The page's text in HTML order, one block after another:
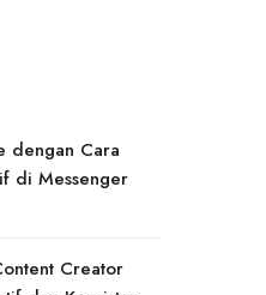
dengan Cara
di Messenger
Creator